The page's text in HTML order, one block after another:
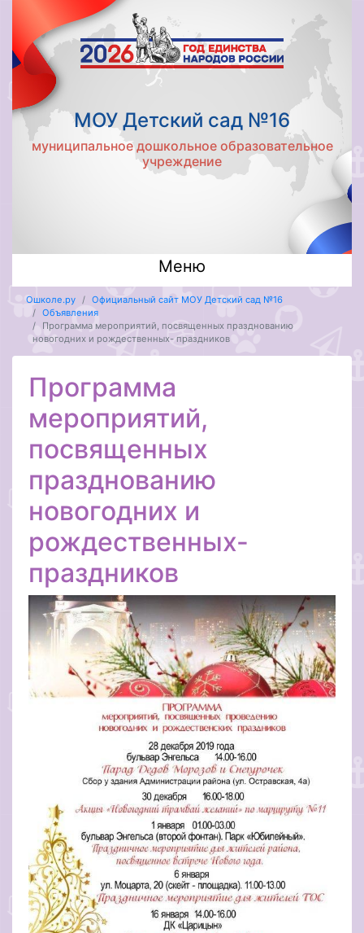
МОУ Детский сад №16
муниципальное дошкольное образовательное
учреждение
Меню
Ошколе.ру
Официальный сайт МОУ Детский сад №16
Объявления
Программа мероприятий, посвященных празднованию
новогодних и рождественных- праздников
Программа
мероприятий,
посвященных
празднованию
новогодних и
рождественных-
праздников